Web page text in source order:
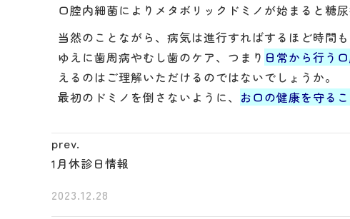
口腔内細菌によりメタボリックドミノが始まると糖
当然のことながら、病気は進行すればするほど時間も
ゆえに歯周病やむし歯のケア、つまり 日常から行う
えるのはご理解いただけるのではないでしょうか。
最初のドミノを倒さないように、 お口の健康を守る
prev.
1月休診日情報
2023.12.28